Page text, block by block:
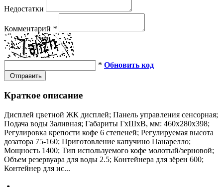
Недостатки
Комментарий *
* Обновить код
Отправить
Краткое описание
Дисплей цветной ЖК дисплей; Панель управления сенсорная;
Подача воды Заливная; Габариты ГхШхВ, мм: 460х280х398;
Регулировка крепости кофе 6 степеней; Регулируемая высота
дозатора 75-160; Приготовление капучино Панарелло;
Мощность 1400; Тип используемого кофе молотый/зерновой;
Объем резервуара для воды 2.5; Контейнера для зёрен 600;
Контейнер для ис...